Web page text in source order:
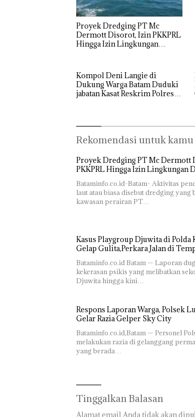
Proyek Dredging PT Mc
Dermott Disorot, Izin PKKPRL
Hingga Izin Lingkungan
Kompol Deni Langie di
Dukung Warga Batam Duduki
jabatan Kasat Reskrim Polresta
Rekomendasi untuk kamu
Proyek Dredging PT Mc Dermott
PKKPRL Hingga Izin Lingkungan
Bataminfo.co.id-Batam- Aktivitas
laut atau biasa disebut dredging yang
kawasan perairan PT…
Kasus Playgroup Djuwita di Polda
Gelap Gulita,Perkara Jalan di
Bataminfo.co.id Batam — Laporan
kekerasan psikis yang melibatkan
Djuwita hingga kini…
Respons Laporan Warga, Polsek
Gelar Razia Gelper Sky City
Bataminfo.co.id,Batam — Personel
melakukan razia di gelanggang
yang berada…
Tinggalkan Balasan
Alamat email Anda tidak akan